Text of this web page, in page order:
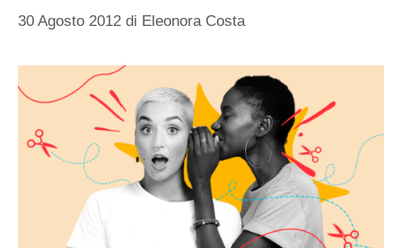
30 Agosto 2012 di Eleonora Costa